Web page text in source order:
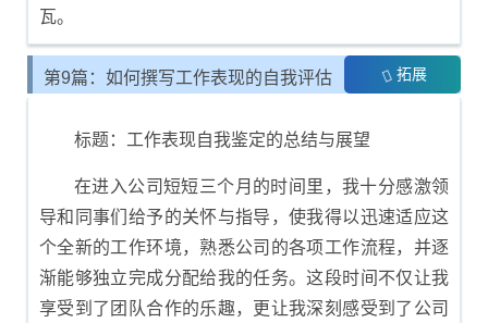
瓦。
第9篇：如何撰写工作表现的自我评估 拓展
标题：工作表现自我鉴定的总结与展望
在进入公司短短三个月的时间里，我十分感激领
导和同事们给予的关怀与指导，使我得以迅速适应这
个全新的工作环境，熟悉公司的各项工作流程，并逐
渐能够独立完成分配给我的任务。这段时间不仅让我
享受到了团队合作的乐趣，更让我深刻感受到了公司